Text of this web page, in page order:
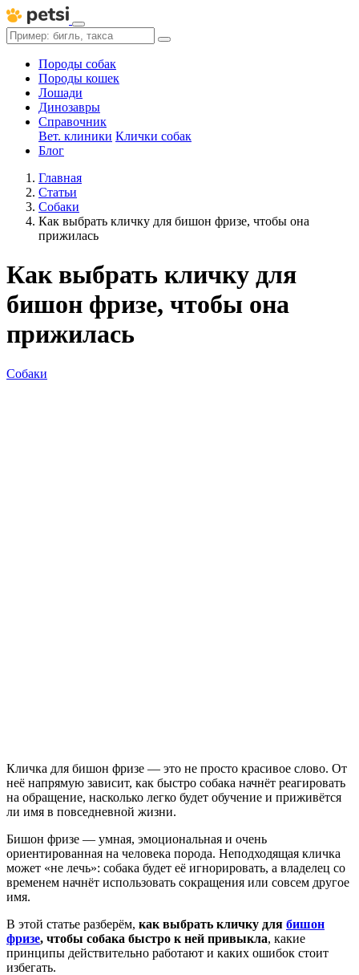
Породы собак
Породы кошек
Лошади
Динозавры
Справочник
Вет. клиники Клички собак
Блог
Главная
Статьи
Собаки
Как выбрать кличку для бишон фризе, чтобы она
прижилась
Как выбрать кличку для
бишон фризе, чтобы она
прижилась
Собаки
Кличка для бишон фризе — это не просто красивое слово. От
неё напрямую зависит, как быстро собака начнёт реагировать
на обращение, насколько легко будет обучение и приживётся
ли имя в повседневной жизни.
Бишон фризе — умная, эмоциональная и очень
ориентированная на человека порода. Неподходящая кличка
может «не лечь»: собака будет её игнорировать, а владелец со
временем начнёт использовать сокращения или совсем другое
имя.
В этой статье разберём, как выбрать кличку для бишон
фризе, чтобы собака быстро к ней привыкла, какие
принципы действительно работают и каких ошибок стоит
избегать.